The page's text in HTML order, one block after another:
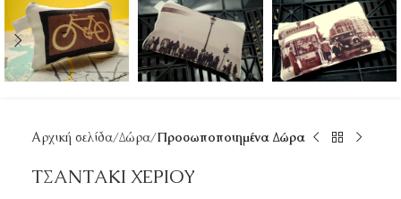
Αρχική σελίδα Δώρα Προσωποποιημένα Δώρα
ΤΣΑΝΤΑΚΙ ΧΕΡΙΟΥ